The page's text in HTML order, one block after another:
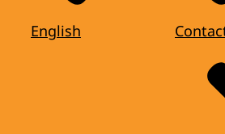
English